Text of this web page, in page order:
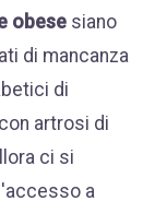
obese siano
di mancanza
di
artrosi di
ci si
a